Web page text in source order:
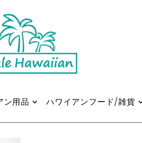
ン用品 ハワイアンフード/雑貨